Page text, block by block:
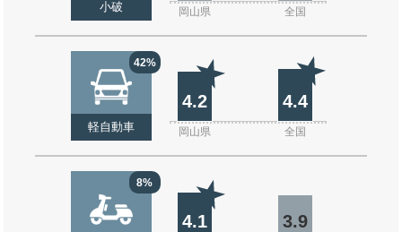
小破 岡山県 全国
42%
軽自動車
4.2 4.4
岡山県 全国
8%
4.1 3.9